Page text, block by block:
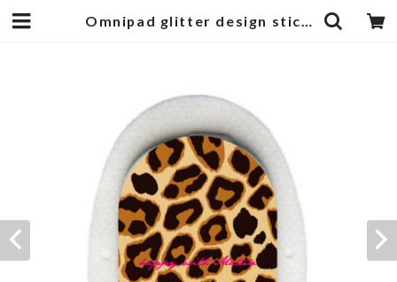
Omnipad glitter design sticker leopard | mature by ndesign